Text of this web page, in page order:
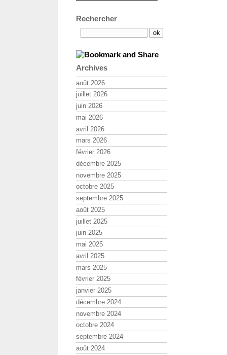
Rechercher
Archives
août 2026
juillet 2026
juin 2026
mai 2026
avril 2026
mars 2026
février 2026
décembre 2025
novembre 2025
octobre 2025
septembre 2025
août 2025
juillet 2025
juin 2025
mai 2025
avril 2025
mars 2025
février 2025
janvier 2025
décembre 2024
novembre 2024
octobre 2024
septembre 2024
août 2024